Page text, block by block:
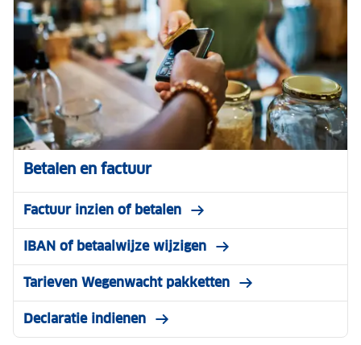
Betalen en factuur
Factuur inzien of betalen
IBAN of betaalwijze wijzigen
Tarieven Wegenwacht pakketten
Declaratie indienen